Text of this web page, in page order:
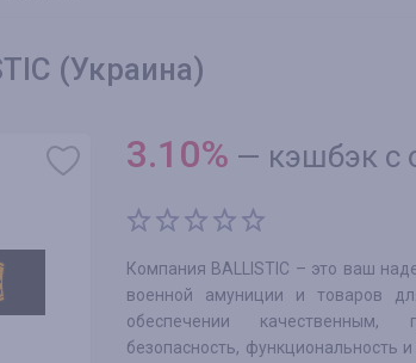
(Украина)
3.10% — кэшбэк с
Компания BALLISTIC – это ваш
военной амуниции и товаров
обеспечении качественным,
безопасность,